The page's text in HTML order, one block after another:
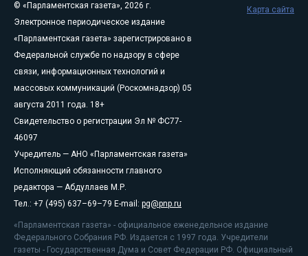
© «Парламентская газета», 2026 г.
Электронное периодическое издание
«Парламентская газета» зарегистрировано в
Федеральной службе по надзору в сфере
связи, информационных технологий и
массовых коммуникаций (Роскомнадзор) 05
августа 2011 года. 18+
Свидетельство о регистрации Эл № ФС77-
46097
Учредитель — АНО «Парламентская газета»
Исполняющий обязанности главного
редактора — Абдуллаев М.Р.
Тел.: +7 (495) 637–69–79 E-mail: pg@pnp.ru
«Парламентская газета» - официальное еженедельное издание
Федерального Собрания РФ. Издается с 1997 года. Учредители
газеты - Государственная Дума и Совет Федерации РФ. Официальный
Карта сайта